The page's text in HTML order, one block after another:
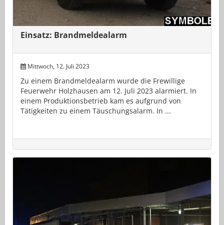
Einsatz: Brandmeldealarm
Mittwoch, 12. Juli 2023
Zu einem Brandmeldealarm wurde die Frewillige
Feuerwehr Holzhausen am 12. Juli 2023 alarmiert. In
einem Produktionsbetrieb kam es aufgrund von
Tätigkeiten zu einem Täuschungsalarm. In ...